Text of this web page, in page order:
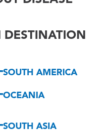
DESTINATION
SOUTH AMERICA
OCEANIA
SOUTH ASIA